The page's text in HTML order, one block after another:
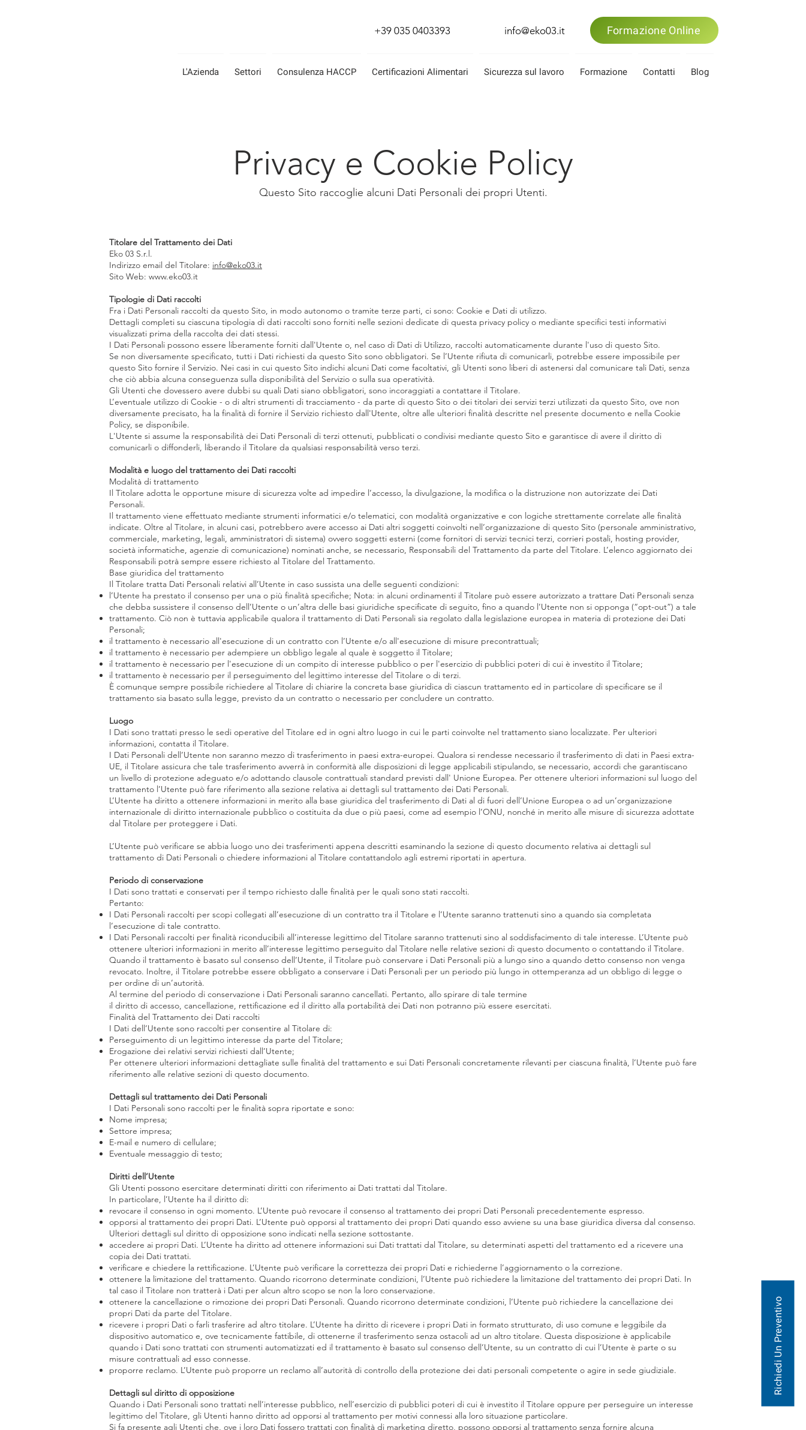
+39 035 0403393 info@eko03.it Formazione Online
L'Azienda Settori Consulenza HACCP Certificazioni Alimentari Sicurezza sul lavoro Formazione Contatti Blog
Richiedi Un Preventivo
Privacy e Cookie Policy
Questo Sito raccoglie alcuni Dati Personali dei propri Utenti.
Titolare del Trattamento dei Dati
Eko 03 S.r.l.
Indirizzo email del Titolare: info@eko03.it
Sito Web: www.eko03.it
Tipologie di Dati raccolti
Fra i Dati Personali raccolti da questo Sito, in modo autonomo o tramite terze parti, ci sono: Cookie e Dati di utilizzo.
Dettagli completi su ciascuna tipologia di dati raccolti sono forniti nelle sezioni dedicate di questa privacy policy o mediante specifici testi informativi
visualizzati prima della raccolta dei dati stessi.
I Dati Personali possono essere liberamente forniti dall'Utente o, nel caso di Dati di Utilizzo, raccolti automaticamente durante l'uso di questo Sito.
Se non diversamente specificato, tutti i Dati richiesti da questo Sito sono obbligatori. Se l’Utente rifiuta di comunicarli, potrebbe essere impossibile per
questo Sito fornire il Servizio. Nei casi in cui questo Sito indichi alcuni Dati come facoltativi, gli Utenti sono liberi di astenersi dal comunicare tali Dati, senza
che ciò abbia alcuna conseguenza sulla disponibilità del Servizio o sulla sua operatività.
Gli Utenti che dovessero avere dubbi su quali Dati siano obbligatori, sono incoraggiati a contattare il Titolare.
L’eventuale utilizzo di Cookie - o di altri strumenti di tracciamento - da parte di questo Sito o dei titolari dei servizi terzi utilizzati da questo Sito, ove non
diversamente precisato, ha la finalità di fornire il Servizio richiesto dall'Utente, oltre alle ulteriori finalità descritte nel presente documento e nella Cookie
Policy, se disponibile.
L'Utente si assume la responsabilità dei Dati Personali di terzi ottenuti, pubblicati o condivisi mediante questo Sito e garantisce di avere il diritto di
comunicarli o diffonderli, liberando il Titolare da qualsiasi responsabilità verso terzi.
Modalità e luogo del trattamento dei Dati raccolti
Modalità di trattamento
Il Titolare adotta le opportune misure di sicurezza volte ad impedire l’accesso, la divulgazione, la modifica o la distruzione non autorizzate dei Dati
Personali.
Il trattamento viene effettuato mediante strumenti informatici e/o telematici, con modalità organizzative e con logiche strettamente correlate alle finalità
indicate. Oltre al Titolare, in alcuni casi, potrebbero avere accesso ai Dati altri soggetti coinvolti nell’organizzazione di questo Sito (personale amministrativo,
commerciale, marketing, legali, amministratori di sistema) ovvero soggetti esterni (come fornitori di servizi tecnici terzi, corrieri postali, hosting provider,
società informatiche, agenzie di comunicazione) nominati anche, se necessario, Responsabili del Trattamento da parte del Titolare. L’elenco aggiornato dei
Responsabili potrà sempre essere richiesto al Titolare del Trattamento.
Base giuridica del trattamento
Il Titolare tratta Dati Personali relativi all’Utente in caso sussista una delle seguenti condizioni:
l’Utente ha prestato il consenso per una o più finalità specifiche; Nota: in alcuni ordinamenti il Titolare può essere autorizzato a trattare Dati Personali senza
che debba sussistere il consenso dell’Utente o un’altra delle basi giuridiche specificate di seguito, fino a quando l’Utente non si opponga (“opt-out”) a tale
trattamento. Ciò non è tuttavia applicabile qualora il trattamento di Dati Personali sia regolato dalla legislazione europea in materia di protezione dei Dati
Personali;
il trattamento è necessario all'esecuzione di un contratto con l’Utente e/o all'esecuzione di misure precontrattuali;
il trattamento è necessario per adempiere un obbligo legale al quale è soggetto il Titolare;
il trattamento è necessario per l'esecuzione di un compito di interesse pubblico o per l'esercizio di pubblici poteri di cui è investito il Titolare;
il trattamento è necessario per il perseguimento del legittimo interesse del Titolare o di terzi.
È comunque sempre possibile richiedere al Titolare di chiarire la concreta base giuridica di ciascun trattamento ed in particolare di specificare se il
trattamento sia basato sulla legge, previsto da un contratto o necessario per concludere un contratto.
Luogo
I Dati sono trattati presso le sedi operative del Titolare ed in ogni altro luogo in cui le parti coinvolte nel trattamento siano localizzate. Per ulteriori
informazioni, contatta il Titolare.
I Dati Personali dell’Utente non saranno mezzo di trasferimento in paesi extra-europei. Qualora si rendesse necessario il trasferimento di dati in Paesi extra-
UE, il Titolare assicura che tale trasferimento avverrà in conformità alle disposizioni di legge applicabili stipulando, se necessario, accordi che garantiscano
un livello di protezione adeguato e/o adottando clausole contrattuali standard previsti dall' Unione Europea. Per ottenere ulteriori informazioni sul luogo del
trattamento l’Utente può fare riferimento alla sezione relativa ai dettagli sul trattamento dei Dati Personali.
L’Utente ha diritto a ottenere informazioni in merito alla base giuridica del trasferimento di Dati al di fuori dell’Unione Europea o ad un’organizzazione
internazionale di diritto internazionale pubblico o costituita da due o più paesi, come ad esempio l’ONU, nonché in merito alle misure di sicurezza adottate
dal Titolare per proteggere i Dati.
L’Utente può verificare se abbia luogo uno dei trasferimenti appena descritti esaminando la sezione di questo documento relativa ai dettagli sul
trattamento di Dati Personali o chiedere informazioni al Titolare contattandolo agli estremi riportati in apertura.
Periodo di conservazione
I Dati sono trattati e conservati per il tempo richiesto dalle finalità per le quali sono stati raccolti.
Pertanto:
I Dati Personali raccolti per scopi collegati all’esecuzione di un contratto tra il Titolare e l’Utente saranno trattenuti sino a quando sia completata
l’esecuzione di tale contratto.
I Dati Personali raccolti per finalità riconducibili all’interesse legittimo del Titolare saranno trattenuti sino al soddisfacimento di tale interesse. L’Utente può
ottenere ulteriori informazioni in merito all’interesse legittimo perseguito dal Titolare nelle relative sezioni di questo documento o contattando il Titolare.
Quando il trattamento è basato sul consenso dell’Utente, il Titolare può conservare i Dati Personali più a lungo sino a quando detto consenso non venga
revocato. Inoltre, il Titolare potrebbe essere obbligato a conservare i Dati Personali per un periodo più lungo in ottemperanza ad un obbligo di legge o
per ordine di un’autorità.
Al termine del periodo di conservazione i Dati Personali saranno cancellati. Pertanto, allo spirare di tale termine
il diritto di accesso, cancellazione, rettificazione ed il diritto alla portabilità dei Dati non potranno più essere esercitati.
Finalità del Trattamento dei Dati raccolti
I Dati dell’Utente sono raccolti per consentire al Titolare di:
Perseguimento di un legittimo interesse da parte del Titolare;
Erogazione dei relativi servizi richiesti dall’Utente;
Per ottenere ulteriori informazioni dettagliate sulle finalità del trattamento e sui Dati Personali concretamente rilevanti per ciascuna finalità, l’Utente può fare
riferimento alle relative sezioni di questo documento.
Dettagli sul trattamento dei Dati Personali
I Dati Personali sono raccolti per le finalità sopra riportate e sono:
Nome impresa;
Settore impresa;
E-mail e numero di cellulare;
Eventuale messaggio di testo;
Diritti dell’Utente
Gli Utenti possono esercitare determinati diritti con riferimento ai Dati trattati dal Titolare.
In particolare, l’Utente ha il diritto di:
revocare il consenso in ogni momento. L’Utente può revocare il consenso al trattamento dei propri Dati Personali precedentemente espresso.
opporsi al trattamento dei propri Dati. L’Utente può opporsi al trattamento dei propri Dati quando esso avviene su una base giuridica diversa dal consenso.
Ulteriori dettagli sul diritto di opposizione sono indicati nella sezione sottostante.
accedere ai propri Dati. L’Utente ha diritto ad ottenere informazioni sui Dati trattati dal Titolare, su determinati aspetti del trattamento ed a ricevere una
copia dei Dati trattati.
verificare e chiedere la rettificazione. L’Utente può verificare la correttezza dei propri Dati e richiederne l’aggiornamento o la correzione.
ottenere la limitazione del trattamento. Quando ricorrono determinate condizioni, l’Utente può richiedere la limitazione del trattamento dei propri Dati. In
tal caso il Titolare non tratterà i Dati per alcun altro scopo se non la loro conservazione.
ottenere la cancellazione o rimozione dei propri Dati Personali. Quando ricorrono determinate condizioni, l’Utente può richiedere la cancellazione dei
propri Dati da parte del Titolare.
ricevere i propri Dati o farli trasferire ad altro titolare. L’Utente ha diritto di ricevere i propri Dati in formato strutturato, di uso comune e leggibile da
dispositivo automatico e, ove tecnicamente fattibile, di ottenerne il trasferimento senza ostacoli ad un altro titolare. Questa disposizione è applicabile
quando i Dati sono trattati con strumenti automatizzati ed il trattamento è basato sul consenso dell’Utente, su un contratto di cui l’Utente è parte o su
misure contrattuali ad esso connesse.
proporre reclamo. L’Utente può proporre un reclamo all’autorità di controllo della protezione dei dati personali competente o agire in sede giudiziale.
Dettagli sul diritto di opposizione
Quando i Dati Personali sono trattati nell’interesse pubblico, nell’esercizio di pubblici poteri di cui è investito il Titolare oppure per perseguire un interesse
legittimo del Titolare, gli Utenti hanno diritto ad opporsi al trattamento per motivi connessi alla loro situazione particolare.
Si fa presente agli Utenti che, ove i loro Dati fossero trattati con finalità di marketing diretto, possono opporsi al trattamento senza fornire alcuna